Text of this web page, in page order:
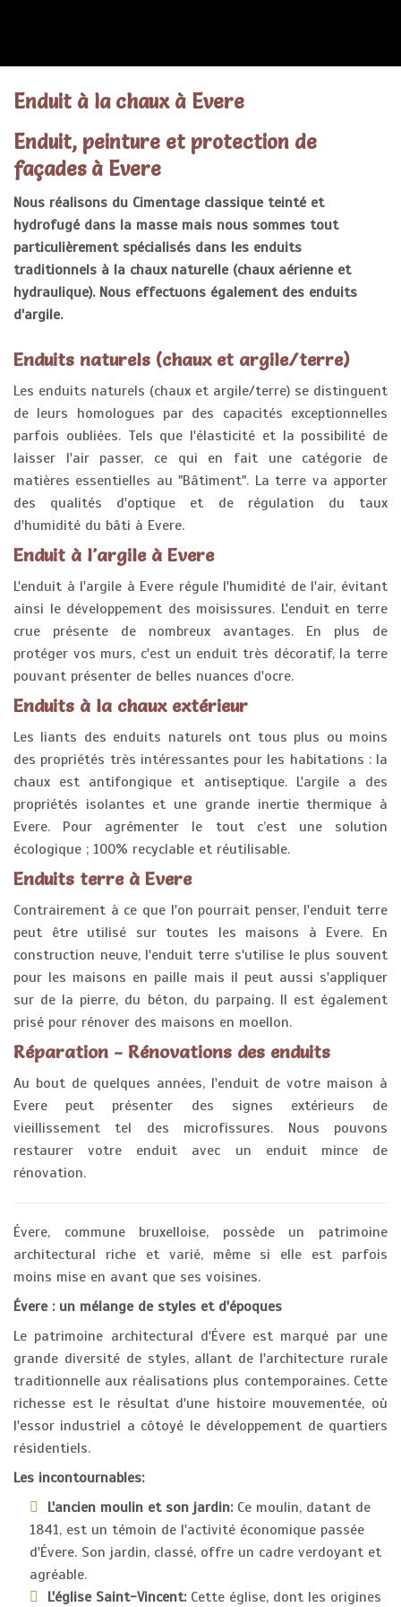
Enduit à la chaux à Evere
Enduit, peinture et protection de
façades à Evere
Nous réalisons du Cimentage classique teinté et
hydrofugé dans la masse mais nous sommes tout
particulièrement spécialisés dans les enduits
traditionnels à la chaux naturelle (chaux aérienne et
hydraulique). Nous effectuons également des enduits
d'argile.
Enduits naturels (chaux et argile/terre)
Les enduits naturels (chaux et argile/terre) se distinguent
de leurs homologues par des capacités exceptionnelles
parfois oubliées. Tels que l'élasticité et la possibilité de
laisser l'air passer, ce qui en fait une catégorie de
matières essentielles au "Bâtiment". La terre va apporter
des qualités d'optique et de régulation du taux
d'humidité du bâti à Evere.
Enduit à l'argile à Evere
L'enduit à l'argile à Evere régule l'humidité de l'air, évitant
ainsi le développement des moisissures. L'enduit en terre
crue présente de nombreux avantages. En plus de
protéger vos murs, c'est un enduit très décoratif, la terre
pouvant présenter de belles nuances d'ocre.
Enduits à la chaux extérieur
Les liants des enduits naturels ont tous plus ou moins
des propriétés très intéressantes pour les habitations : la
chaux est antifongique et antiseptique. L'argile a des
propriétés isolantes et une grande inertie thermique à
Evere. Pour agrémenter le tout c’est une solution
écologique ; 100% recyclable et réutilisable.
Enduits terre à Evere
Contrairement à ce que l'on pourrait penser, l'enduit terre
peut être utilisé sur toutes les maisons à Evere. En
construction neuve, l'enduit terre s'utilise le plus souvent
pour les maisons en paille mais il peut aussi s'appliquer
sur de la pierre, du béton, du parpaing. Il est également
prisé pour rénover des maisons en moellon.
Réparation - Rénovations des enduits
Au bout de quelques années, l'enduit de votre maison à
Evere peut présenter des signes extérieurs de
vieillissement tel des microfissures. Nous pouvons
restaurer votre enduit avec un enduit mince de
rénovation.
Évere, commune bruxelloise, possède un patrimoine
architectural riche et varié, même si elle est parfois
moins mise en avant que ses voisines.
Évere : un mélange de styles et d'époques
Le patrimoine architectural d'Évere est marqué par une
grande diversité de styles, allant de l'architecture rurale
traditionnelle aux réalisations plus contemporaines. Cette
richesse est le résultat d'une histoire mouvementée, où
l'essor industriel a côtoyé le développement de quartiers
résidentiels.
Les incontournables:
L'ancien moulin et son jardin:Ce moulin, datant de
1841, est un témoin de l'activité économique passée
d'Évere. Son jardin, classé, offre un cadre verdoyant et
agréable.
L'église Saint-Vincent:Cette église, dont les origines